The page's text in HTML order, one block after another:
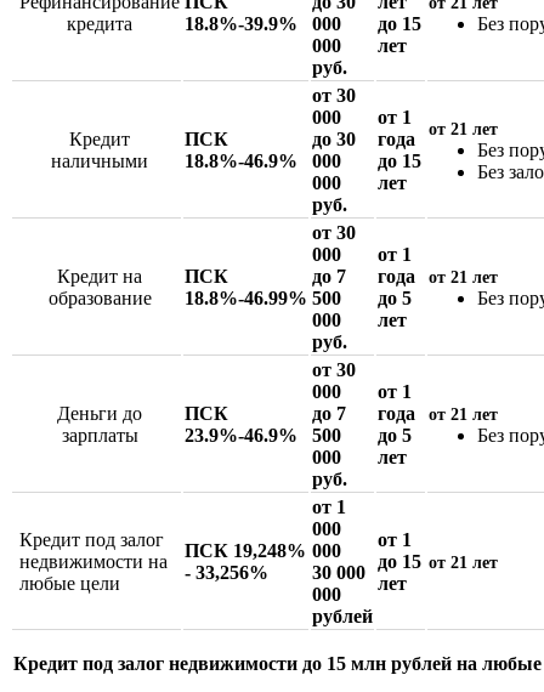
кредита
18.8%-39.9%
000
000
руб.
до 15
лет
Без
Кредит
наличными
ПСК
18.8%-46.9%
от 30
000
до 30
000
000
руб.
от 1
года
до 15
лет
от 21 лет
Без
Без
Кредит на
образование
ПСК
18.8%-46.99%
от 30
000
до 7
500
000
руб.
от 1
года
до 5
лет
от 21 лет
Без
Деньги до
зарплаты
ПСК
23.9%-46.9%
от 30
000
до 7
500
000
руб.
от 1
года
до 5
лет
от 21 лет
Без
Кредит под залог
недвижимости на
любые цели
ПСК 19,248%
- 33,256%
от 1
000
000
30 000
000
рублей
от 1
до 15
лет
от 21 лет
Кредит под залог недвижимости до 15 млн рублей на